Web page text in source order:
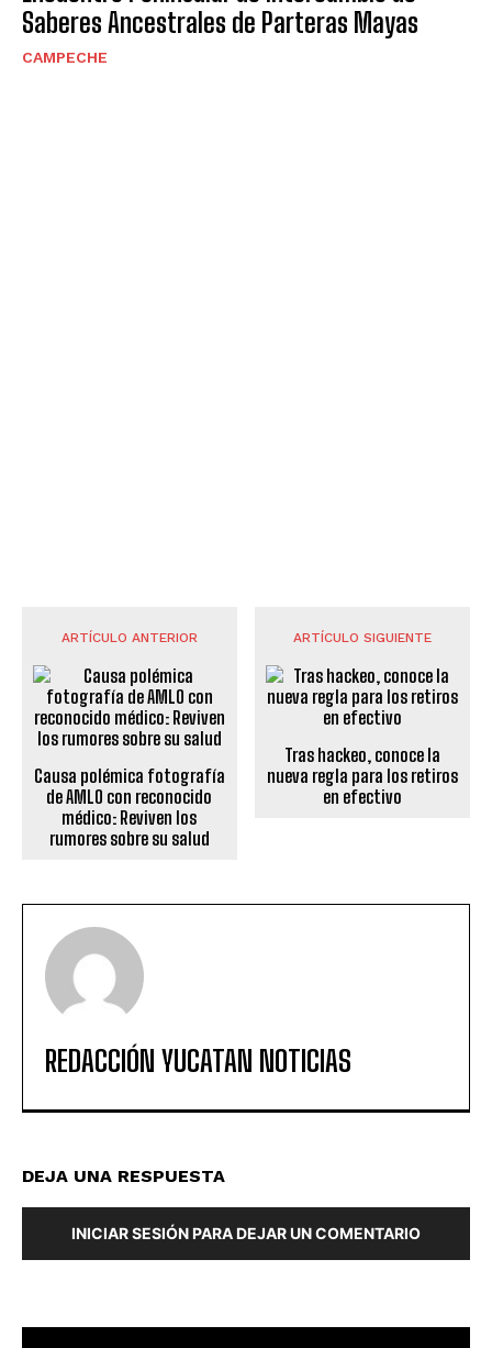
Saberes Ancestrales de Parteras Mayas
CAMPECHE
ARTÍCULO ANTERIOR
Causa polémica fotografía
de AMLO con reconocido
médico: Reviven los
rumores sobre su salud
ARTÍCULO SIGUIENTE
Tras hackeo, conoce la
nueva regla para los retiros
en efectivo
REDACCIÓN YUCATAN NOTICIAS
DEJA UNA RESPUESTA
INICIAR SESIÓN PARA DEJAR UN COMENTARIO